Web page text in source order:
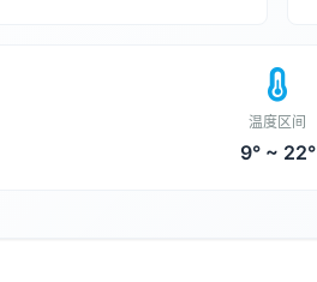
温度区间
9° ~ 22°